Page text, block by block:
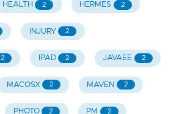
HEALTH 2 HERMES 2
INJURY 2
2 IPAD 2 JAVAEE 2
MACOSX 2 MAVEN 2
PHOTO 2 PM 2